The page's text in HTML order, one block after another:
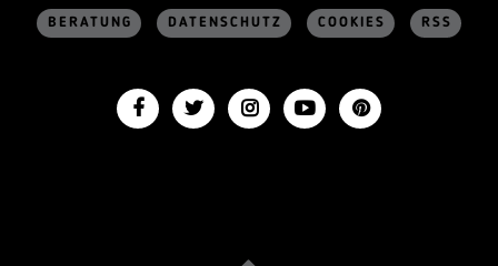
BERATUNG DATENSCHUTZ COOKIES RSS